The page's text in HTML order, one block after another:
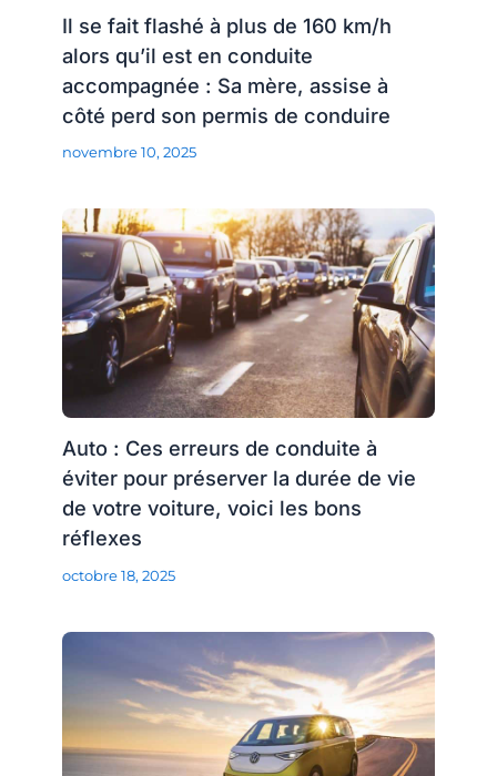
Il se fait flashé à plus de 160 km/h
alors qu’il est en conduite
accompagnée : Sa mère, assise à
côté perd son permis de conduire
novembre 10, 2025
Auto : Ces erreurs de conduite à
éviter pour préserver la durée de vie
de votre voiture, voici les bons
réflexes
octobre 18, 2025